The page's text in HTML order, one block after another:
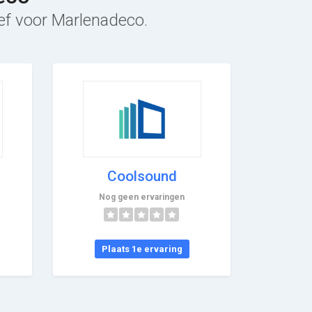
voor Marlenadeco.
Coolsound
Nog geen ervaringen
Plaats 1e ervaring